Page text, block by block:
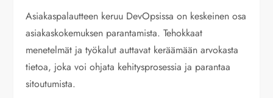
Asiakaspalautteen keruu DevOpsissa on keskeinen osa
asiakaskokemuksen parantamista. Tehokkaat
menetelmät ja työkalut auttavat keräämään arvokasta
tietoa, joka voi ohjata kehitysprosessia ja parantaa
sitoutumista.